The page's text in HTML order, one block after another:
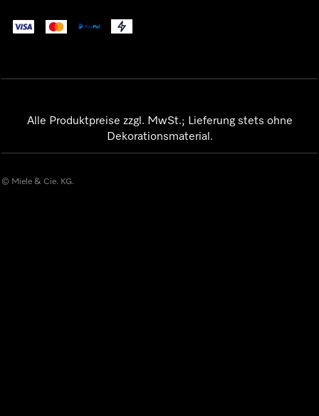
Alle Produktpreise zzgl. MwSt.; Lieferung stets ohne
Dekorationsmaterial.
© Miele & Cie. KG.